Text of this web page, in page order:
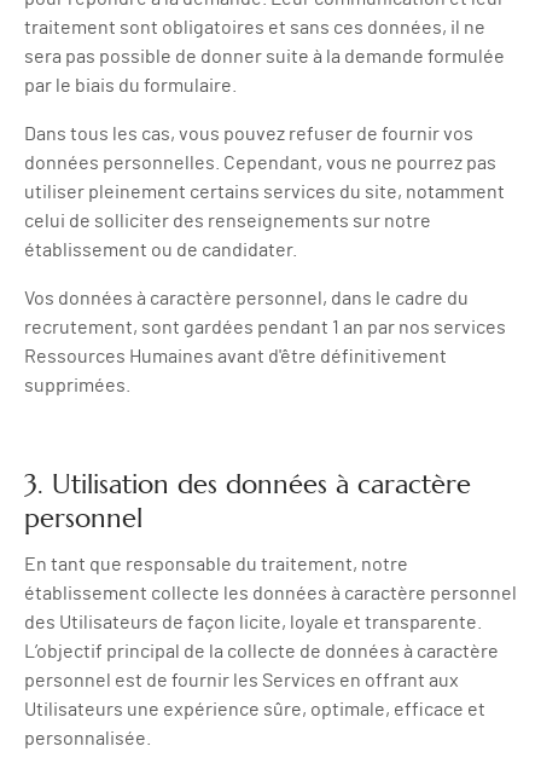
traitement sont obligatoires et sans ces données, il ne
sera pas possible de donner suite à la demande formulée
par le biais du formulaire.
Dans tous les cas, vous pouvez refuser de fournir vos
données personnelles. Cependant, vous ne pourrez pas
utiliser pleinement certains services du site, notamment
celui de solliciter des renseignements sur notre
établissement ou de candidater.
Vos données à caractère personnel, dans le cadre du
recrutement, sont gardées pendant 1 an par nos services
Ressources Humaines avant d'être définitivement
supprimées.
3. Utilisation des données à caractère
personnel
En tant que responsable du traitement, notre
établissement collecte les données à caractère personnel
des Utilisateurs de façon licite, loyale et transparente.
L’objectif principal de la collecte de données à caractère
personnel est de fournir les Services en offrant aux
Utilisateurs une expérience sûre, optimale, efficace et
personnalisée.